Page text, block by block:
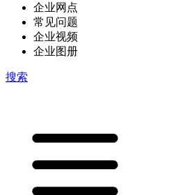
企业网点
常见问题
企业视频
企业图册
搜索